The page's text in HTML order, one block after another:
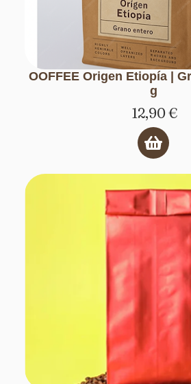
OOFFEE Origen Etiopía |
g
12,90€